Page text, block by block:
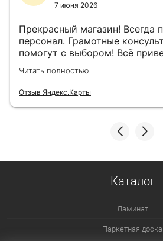
7 июня 2026
Прекрасный магазин! Всегда
персонал. Грамотные
помогут с выбором! Всё
назначенный день!
Читать полностью
Отзыв Яндекс.Карты
Каталог
Ламинат
Паркетная доска